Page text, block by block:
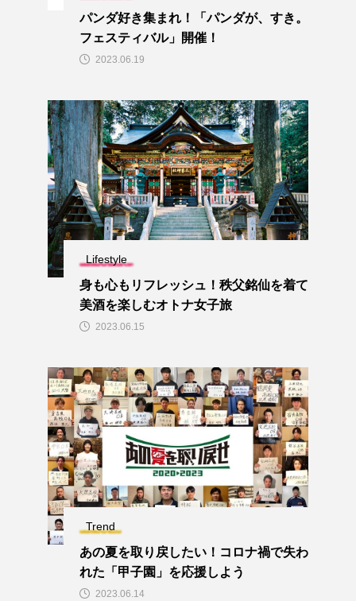
パンダ好き集まれ！「パンダが、すき。
フェスティバル」開催！
2023.06.19
Lifestyle
身も心もリフレッシュ！秩父銘仙を着て
美酒を楽しむオトナ女子旅
2023.06.15
Trend
あの夏を取り戻したい！コロナ禍で失わ
れた「甲子園」を応援しよう
2023.06.14